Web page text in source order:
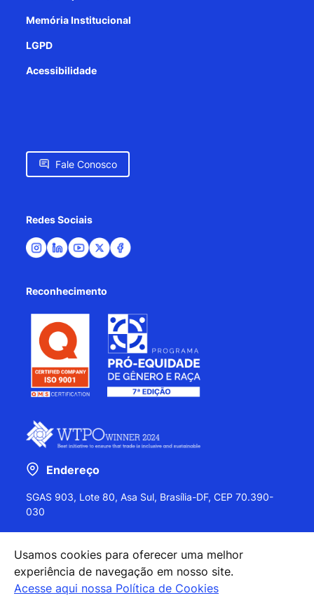
Memória Institucional
LGPD
Acessibilidade
Fale Conosco
Redes Sociais
Reconhecimento
Endereço
SGAS 903, Lote 80, Asa Sul, Brasília-DF, CEP 70.390-
030
+55 (61) 2027-0202
Usamos cookies para oferecer uma melhor
experiência de navegação em nosso site.
Acesse aqui nossa Política de Cookies